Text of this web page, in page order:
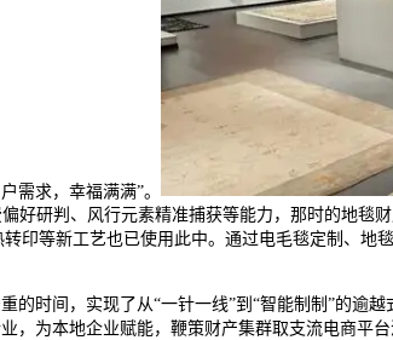
求，幸福满满”。
好研判、风行元素精准捕获等能力，那时的地毯
印等新工艺也已使用此中。通过电毛毯定制、
时间，实现了从“一针一线”到“智能制制”的逾越
，为本地企业赋能，鞭策财产集群取支流电商平